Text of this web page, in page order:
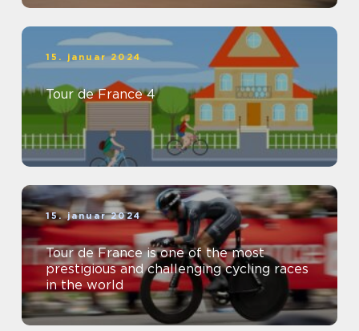
15. januar 2024
Tour de France 4
15. januar 2024
Tour de France is one of the most
prestigious and challenging cycling races
in the world